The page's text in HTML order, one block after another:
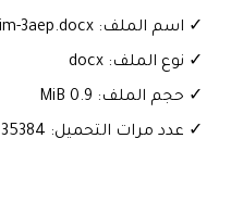
✓ اسم الملف: devoir-1-palier-1-anachat-alilmi-1trim-3aep.docx
✓ نوع الملف: docx
✓ حجم الملف: 0.9 MiB
✓ عدد مرات التحميل: 35384